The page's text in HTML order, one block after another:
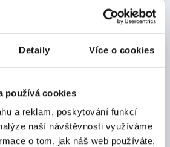
Detaily Více o cookies
používá cookies
a reklam, poskytování funkcí
naší návštěvnosti využíváme
o tom, jak náš web používáte,
20X120, D=16, NEREZ A4
MATNĚ, KOMP:NEREZ
DÉLKA=20 PRŮMĚR=16
DETAILY